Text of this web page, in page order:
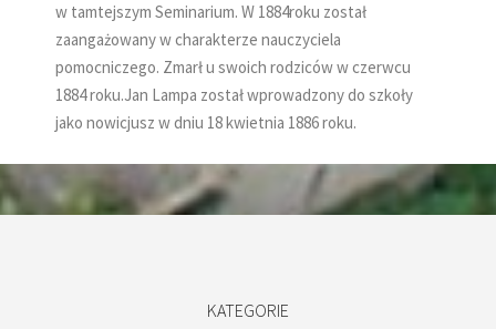
w tamtejszym Seminarium. W 1884roku został
zaangażowany w charakterze nauczyciela
pomocniczego. Zmarł u swoich rodziców w czerwcu
1884 roku.Jan Lampa został wprowadzony do szkoły
jako nowicjusz w dniu 18 kwietnia 1886 roku.
KATEGORIE